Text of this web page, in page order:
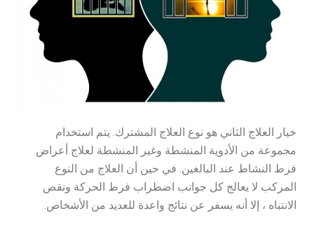
خيار العلاج الثاني هو نوع العلاج المشترك. يتم استخدام
مجموعة من الأدوية المنشطة وغير المنشطة لعلاج أعراض
فرط النشاط عند البالغين. في حين أن العلاج من النوع
المركب لا يعالج كل جوانب اضطراب فرط الحركة ونقص
الانتباه ، إلا أنه يسفر عن نتائج واعدة للعديد من الأشخاص.